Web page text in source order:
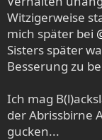
Witzigerweise
mich später bei
Sisters später
Besserung zu
Ich mag
der Abrissbirne
gucken...